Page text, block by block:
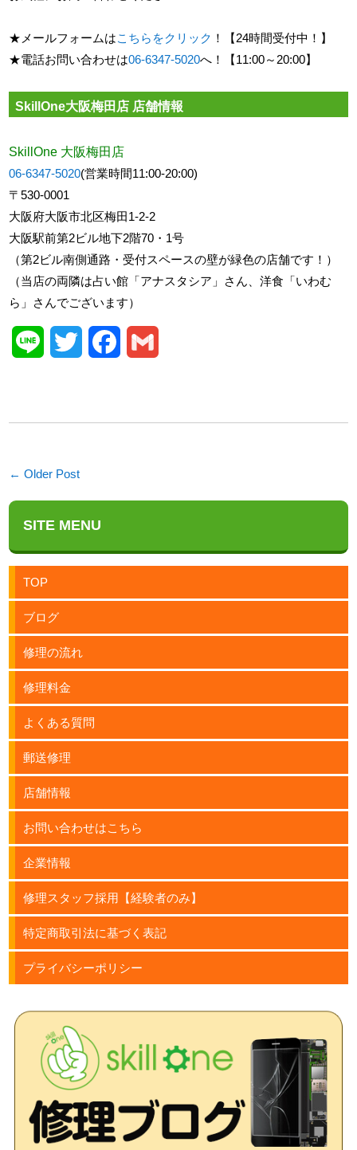
SITE MENU
TOP
ブログ
修理の流れ
修理料金
よくある質問
郵送修理
店舗情報
お問い合わせはこちら
企業情報
修理スタッフ採用【経験者のみ】
特定商取引法に基づく表記
プライバシーポリシー
★メールフォームはこちらをクリック ！【24時間受付中！】
★電話お問い合わせは06-6347-5020へ！【11:00～20:00】
SkillOne大阪梅田店 店舗情報
SkillOne 大阪梅田店
06-6347-5020(営業時間11:00-20:00)
〒530-0001
大阪府大阪市北区梅田1-2-2
大阪駅前第2ビル地下2階70・1号
（第2ビル南側通路・受付スペースの壁が緑色の店舗です！）
（当店の両隣は占い館「アナスタシア」さん、洋食「いわむ
ら」さんでございます）
Line Twitter Facebook
← Older Post